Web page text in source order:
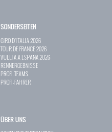
SONDERSEITEN
GIRO D`ITALIA 2026
TOUR DE FRANCE 2026
VUELTA A ESPAÑA 2026
RENNERGEBNISSE
PROFI-TEAMS
PROFI-FAHRER
ÜBER UNS